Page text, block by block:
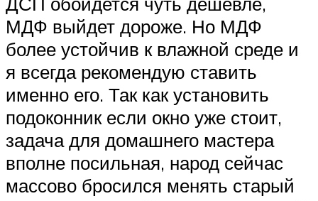
МДФ выйдет дороже. Но МДФ
более устойчив к влажной среде и
я всегда рекомендую ставить
именно его. Так как установить
подоконник если окно уже стоит,
задача для домашнего мастера
вполне посильная, народ сейчас
массово бросился менять старый